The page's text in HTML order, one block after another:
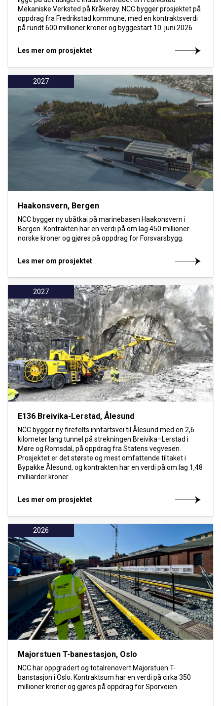
Mekaniske Verksted på Kråkerøy. NCC bygger prosjektet på
oppdrag fra Fredrikstad kommune, med en kontraktsverdi
på rundt 600 millioner kroner og byggestart 10. juni 2026.
Les mer om prosjektet
2027
Haakonsvern, Bergen
NCC bygger ny ubåtkai på marinebasen Haakonsvern i
Bergen. Kontrakten har en verdi på om lag 450 millioner
norske kroner og gjøres på oppdrag for Forsvarsbygg.
Les mer om prosjektet
2027
E136 Breivika-Lerstad, Ålesund
NCC bygger ny firefelts innfartsvei til Ålesund med en 2,6
kilometer lang tunnel på strekningen Breivika–Lerstad i
Møre og Romsdal, på oppdrag fra Statens vegvesen.
Prosjektet er det største og mest omfattende tiltaket i
Bypakke Ålesund, og kontrakten har en verdi på om lag 1,48
milliarder kroner.
Les mer om prosjektet
2026
Majorstuen T-banestasjon, Oslo
NCC har oppgradert og totalrenovert Majorstuen T-
banstasjon i Oslo. Kontraktsum har en verdi på cirka 350
millioner kroner og gjøres på oppdrag for Sporveien.